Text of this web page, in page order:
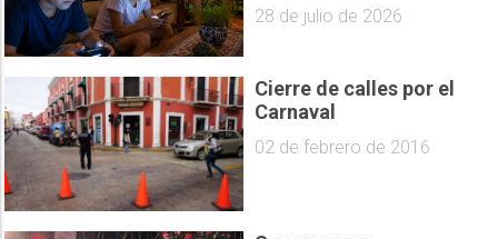
28 de julio de 2026
Cierre de calles por el
Carnaval
02 de febrero de 2016